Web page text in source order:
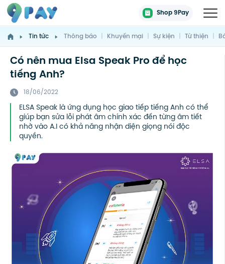
Shop 9Pay
Tin tức Thông báo | Khuyến mại | Sự kiện | Từ thiện |
Có nên mua Elsa Speak Pro để học
tiếng Anh?
18/06/2022
ELSA Speak là ứng dụng học giao tiếp tiếng Anh có thể
giúp bạn sửa lỗi phát âm chính xác đến từng âm tiết
nhờ vào A.I có khả năng nhận diện giọng nói độc
quyền.